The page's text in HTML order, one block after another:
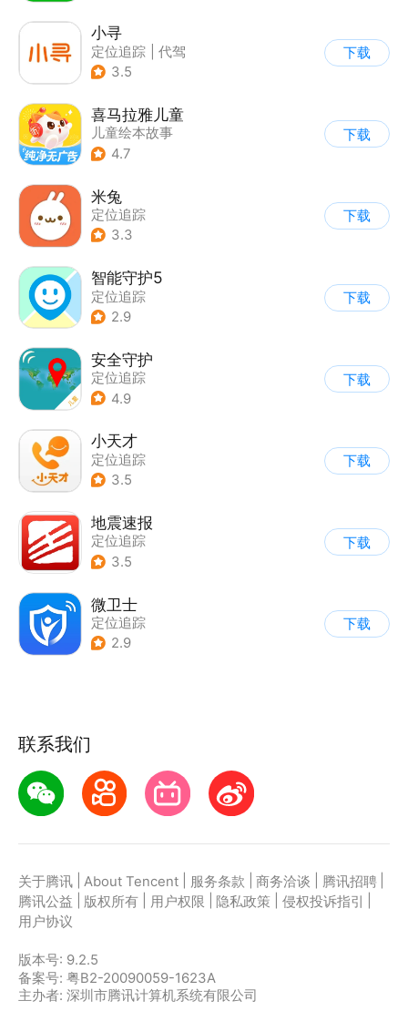
小寻
定位追踪
代驾
3.5
下载
喜马拉雅儿童
儿童绘本故事
4.7
下载
米兔
定位追踪
3.3
下载
智能守护5
定位追踪
2.9
下载
安全守护
定位追踪
4.9
下载
小天才
定位追踪
3.5
下载
地震速报
定位追踪
3.5
下载
微卫士
定位追踪
2.9
下载
联系我们
关于腾讯 About Tencent 服务条款 商务洽谈 腾讯招聘
腾讯公益
版权所有 用户权限 隐私政策 侵权投诉指引
用户协议
版本号: 9.2.5
备案号: 粤B2-20090059-1623A
主办者: 深圳市腾讯计算机系统有限公司